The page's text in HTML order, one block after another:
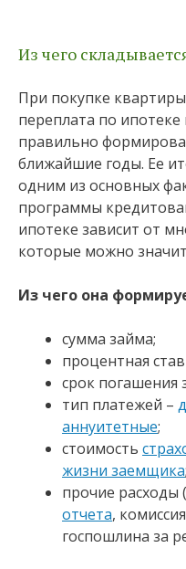
Из чего
При покупке
переплата по
правильно
ближайшие годы. Ее
одним из основных
программы
ипотеке зависит от
которые можно
Из чего она
сумма займа;
процентная
срок погашения
тип платежей –
аннуитетные;
стоимость
жизни заемщика;
прочие
отчета,
госпошлина за